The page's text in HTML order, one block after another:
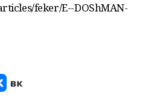
feker/E--DOShMAN-